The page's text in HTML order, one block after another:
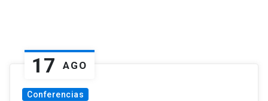
17 AGO
Conferencias